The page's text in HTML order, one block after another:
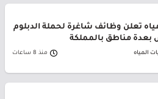
تعلن وظائف شاغرة لحملة الدبلوم
بعدة مناطق بالمملكة
المياه منذ 8 ساعات